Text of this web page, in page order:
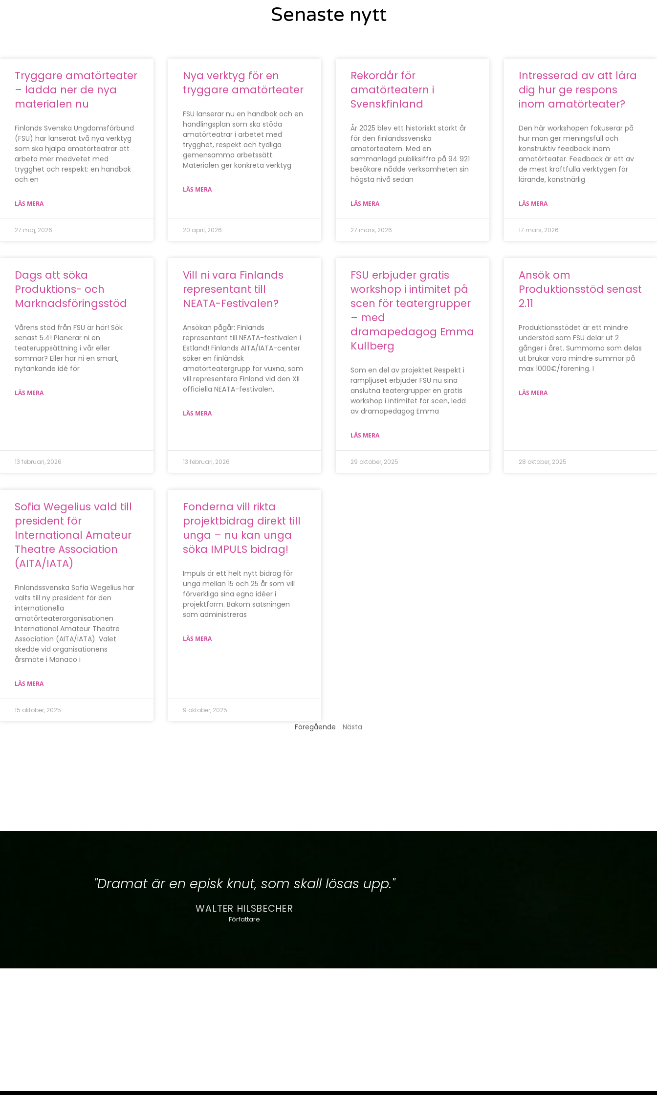
Senaste nytt
Tryggare amatörteater
– ladda ner de nya
materialen nu
Finlands Svenska Ungdomsförbund
(FSU) har lanserat två nya verktyg
som ska hjälpa amatörteatrar att
arbeta mer medvetet med
trygghet och respekt: en handbok
och en
LÄS MERA
27 maj, 2026
Nya verktyg för en
tryggare amatörteater
FSU lanserar nu en handbok och en
handlingsplan som ska stöda
amatörteatrar i arbetet med
trygghet, respekt och tydliga
gemensamma arbetssätt.
Materialen ger konkreta verktyg
LÄS MERA
20 april, 2026
Rekordår för
amatörteatern i
Svenskfinland
År 2025 blev ett historiskt starkt år
för den finlandssvenska
amatörteatern. Med en
sammanlagd publiksiffra på 94 921
besökare nådde verksamheten sin
högsta nivå sedan
LÄS MERA
27 mars, 2026
Intresserad av att lära
dig hur ge respons
inom amatörteater?
Den här workshopen fokuserar på
hur man ger meningsfull och
konstruktiv feedback inom
amatörteater. Feedback är ett av
de mest kraftfulla verktygen för
lärande, konstnärlig
LÄS MERA
17 mars, 2026
Dags att söka
Produktions- och
Marknadsföringsstöd
Vårens stöd från FSU är här! Sök
senast 5.4! Planerar ni en
teateruppsättning i vår eller
sommar? Eller har ni en smart,
nytänkande idé för
LÄS MERA
13 februari, 2026
Vill ni vara Finlands
representant till
NEATA-Festivalen?
Ansökan pågår: Finlands
representant till NEATA-festivalen i
Estland! Finlands AITA/IATA-center
söker en finländsk
amatörteatergrupp för vuxna, som
vill representera Finland vid den XII
officiella NEATA-festivalen,
LÄS MERA
13 februari, 2026
FSU erbjuder gratis
workshop i intimitet på
scen för teatergrupper
– med
dramapedagog Emma
Kullberg
Som en del av projektet Respekt i
rampljuset erbjuder FSU nu sina
anslutna teatergrupper en gratis
workshop i intimitet för scen, ledd
av dramapedagog Emma
LÄS MERA
29 oktober, 2025
Ansök om
Produktionsstöd senast
2.11
Produktionsstödet är ett mindre
understöd som FSU delar ut 2
gånger i året. Summorna som delas
ut brukar vara mindre summor på
max 1000€/förening. I
LÄS MERA
28 oktober, 2025
Sofia Wegelius vald till
president för
International Amateur
Theatre Association
(AITA/IATA)
Finlandssvenska Sofia Wegelius har
valts till ny president för den
internationella
amatörteaterorganisationen
International Amateur Theatre
Association (AITA/IATA). Valet
skedde vid organisationens
årsmöte i Monaco i
LÄS MERA
15 oktober, 2025
Fonderna vill rikta
projektbidrag direkt till
unga – nu kan unga
söka IMPULS bidrag!
Impuls är ett helt nytt bidrag för
unga mellan 15 och 25 år som vill
förverkliga sina egna idéer i
projektform. Bakom satsningen
som administreras
LÄS MERA
9 oktober, 2025
Föregående Nästa
"Dramat är en episk knut, som skall lösas upp."
WALTER HILSBECHER
Författare